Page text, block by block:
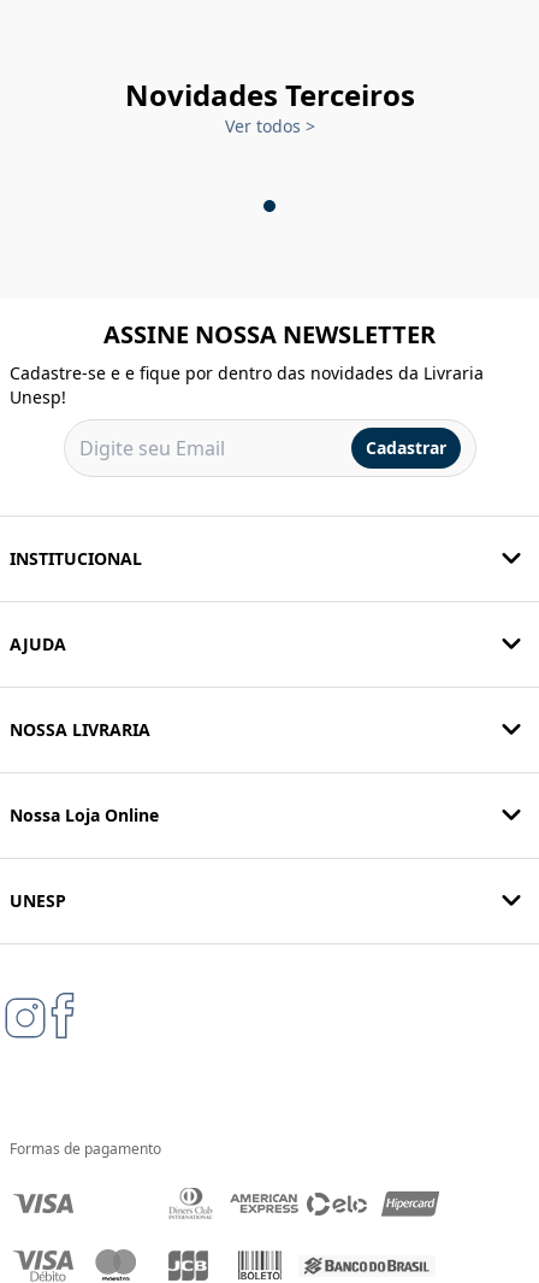
Novidades Terceiros
Ver todos >
ASSINE NOSSA NEWSLETTER
Cadastre-se e e fique por dentro das novidades da Livraria
Unesp!
Cadastrar
INSTITUCIONAL
AJUDA
NOSSA LIVRARIA
Nossa Loja Online
UNESP
Formas de pagamento